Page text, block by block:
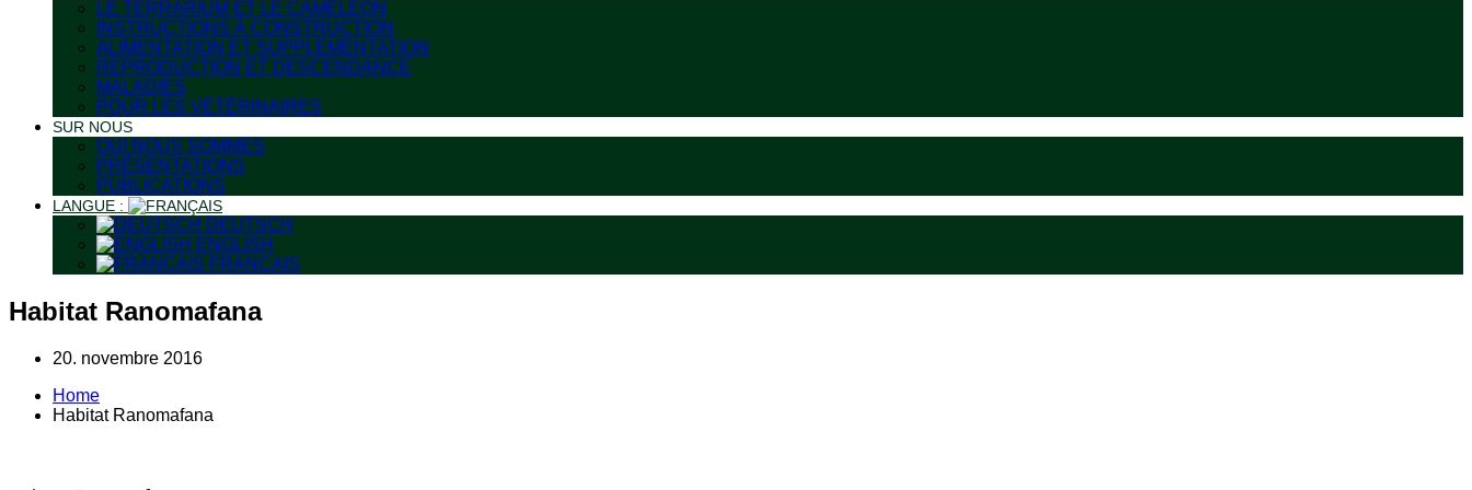
LE TERRARIUM ET LE CAMÉLÉON
INSTRUCTIONS À CONSTRUCTION
ALIMENTATION ET SUPPLEMENTATION
REPRODUCTION ET DESCENDANCE
MALADIES
POUR LES VÉTÉRINAIRES
SUR NOUS
QUI NOUS SOMMES
PRÉSENTATIONS
PUBLICATIONS
LANGUE :
DEUTSCH
ENGLISH
FRANÇAIS
Habitat Ranomafana
20. novembre 2016
Home
Habitat Ranomafana